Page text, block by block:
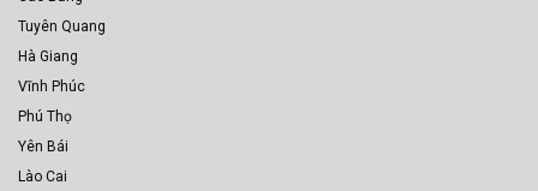
Tuyên Quang
Hà Giang
Vĩnh Phúc
Phú Thọ
Yên Bái
Lào Cai